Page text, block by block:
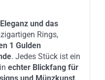
und das
Rings,
1 Gulden
. Jedes Stück ist ein
echter Blickfang für
und Münzkunst.